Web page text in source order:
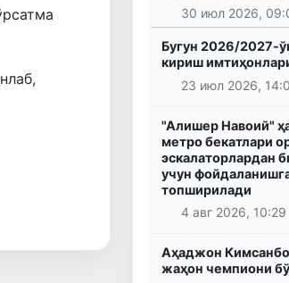
30 июл 2026,
Бугун 2026/2027-
кириш
23 июл 2026,
"Алишер Навоий"
метро бекатлари
эскалаторлардан
учун
топширилади
4 авг 2026, 10:29
Аҳаджон
жаҳон чемпиони